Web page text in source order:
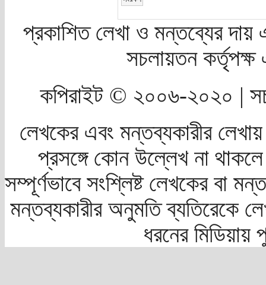
প্রকাশিত লেখা ও মন্তব্যের দায়
সচলায়তন
কপিরাইট © ২০০৬-২০২০ |
লেখকের এবং মন্তব্যকারীর
প্রসঙ্গে কোন উল্লেখ না
সম্পূর্ণভাবে সংশ্লিষ্ট লেখকের বা
মন্তব্যকারীর অনুমতি ব্যতিরেকে
ধরনের মিডিয়ায়